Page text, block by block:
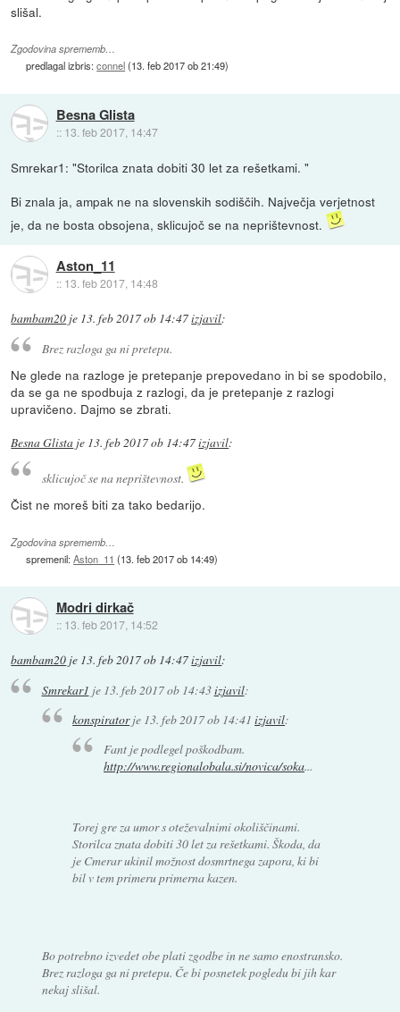
slišal.
Zgodovina sprememb…
predlagal izbris:connel(13. feb 2017 ob 21:49)
Besna Glista
:: 13. feb 2017, 14:47
Smrekar1: "Storilca znata dobiti 30 let za rešetkami. "
Bi znala ja, ampak ne na slovenskih sodiščih. Največja verjetnost
je, da ne bosta obsojena, sklicujoč se na neprištevnost.
Aston_11
:: 13. feb 2017, 14:48
bambam20 je 13. feb 2017 ob 14:47izjavil:
Brez razloga ga ni pretepu.
Ne glede na razloge je pretepanje prepovedano in bi se spodobilo,
da se ga ne spodbuja z razlogi, da je pretepanje z razlogi
upravičeno. Dajmo se zbrati.
Besna Glista je 13. feb 2017 ob 14:47izjavil:
sklicujoč se na neprištevnost.
Čist ne moreš biti za tako bedarijo.
Zgodovina sprememb…
spremenil:Aston_11 (13. feb 2017 ob 14:49)
Modri dirkač
:: 13. feb 2017, 14:52
bambam20 je 13. feb 2017 ob 14:47izjavil:
Smrekar1 je 13. feb 2017 ob 14:43izjavil:
konspiratorje 13. feb 2017 ob 14:41 izjavil:
Fant je podlegel poškodbam.
http://www.regionalobala.si/novica/soka...
Torej gre za umor s oteževalnimi okoliščinami.
Storilca znata dobiti 30 let za rešetkami. Škoda, da
je Cmerar ukinil možnost dosmrtnega zapora, ki bi
bil v tem primeru primerna kazen.
Bo potrebno izvedet obe plati zgodbe in ne samo enostransko.
Brez razloga ga ni pretepu. Če bi posnetek pogledu bi jih kar
nekaj slišal.